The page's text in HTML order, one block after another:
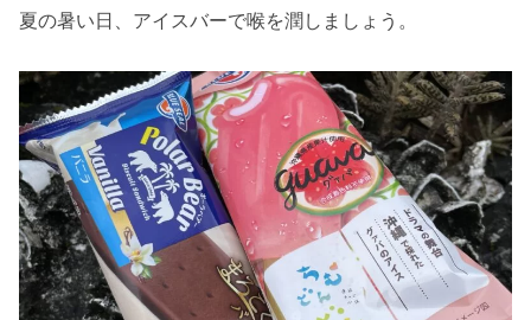
夏の暑い日、アイスバーで喉を潤しましょう。